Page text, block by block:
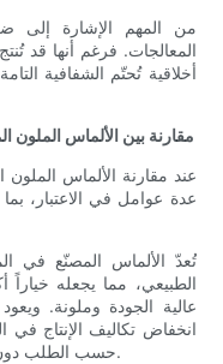
من المهم الإشارة إلى
المعالجات. فرغم أنها قد
أخلاقية تُحتّم الشفافية
مقارنة بين الألماس الملون
عند مقارنة الألماس
عدة عوامل في الاعتبار،
تُعدّ الألماس المصنّع في
الطبيعي، مما يجعله
عالية الجودة وملونة.
انخفاض تكاليف الإنتاج في
حسب الطلب دون الحاجة إلى عمليات تعدين واسعة النطاق.